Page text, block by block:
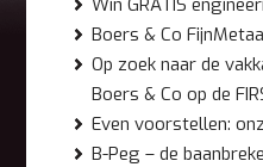
Boers & Co
Op zoek naar de
Boers & Co op de
Even voorstellen:
B-Peg – de